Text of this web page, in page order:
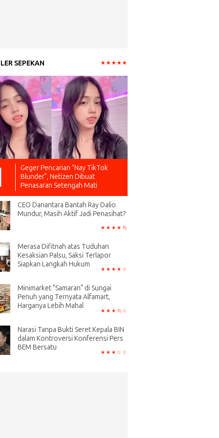
SEPEKAN
Geger Pencarian “Nay TikTok
Blunder”, Netizen Dibuat
Penasaran Setengah Mati
CEO Danantara Bantah Ray Dalio
Mundur, Masih Aktif Jadi Penasihat?
Merasa Difitnah atas Tuduhan
Kesaksian Palsu, Saksi Terlapor
Siapkan Langkah Hukum
Minimarket "Samaran" di Sungai
Penuh yang Ternyata Alfamart,
Harganya Lebih Mahal
Narasi Tanpa Bukti Seret Kepala BIN
dalam Kontroversi Konferensi Pers
BEM Bersatu